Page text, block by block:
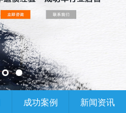
成功案例 新闻资讯